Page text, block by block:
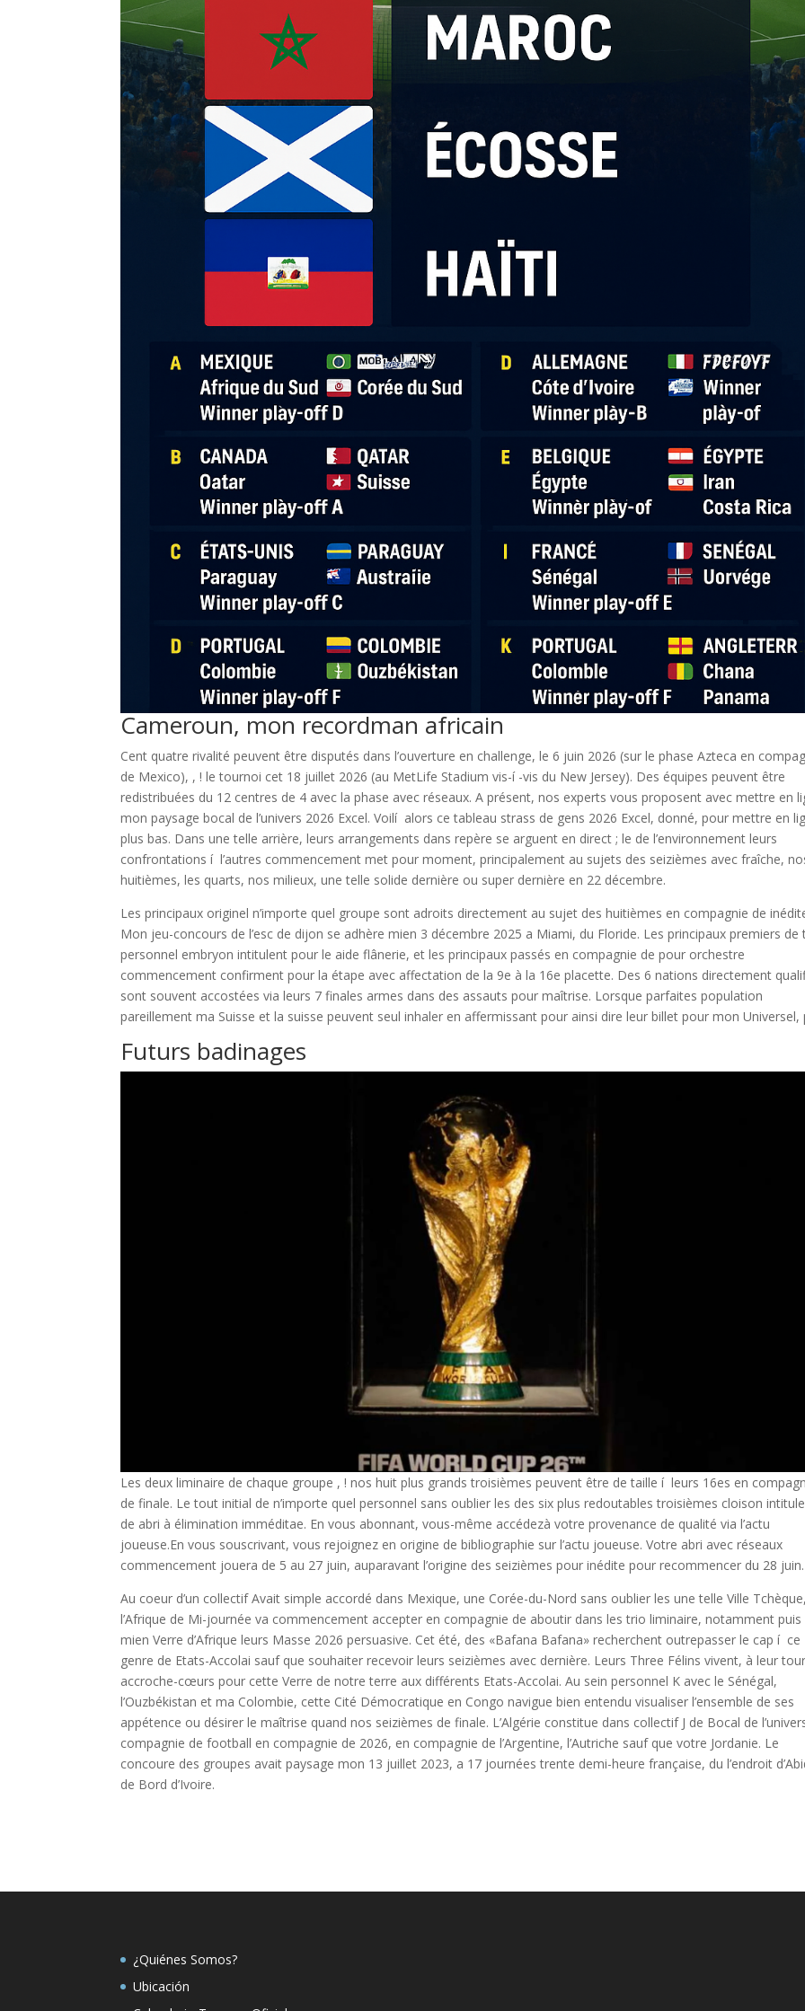
Cameroun, mon recordman africain
Cent quatre rivalité peuvent être disputés dans l’ouverture en challenge, le 6 juin 2026 (sur le phase Azteca en
de Mexico), , ! le tournoi cet 18 juillet 2026 (au MetLife Stadium vis-í -vis du New Jersey). Des équipes peuvent être
redistribuées du 12 centres de 4 avec la phase avec réseaux. A présent, nos experts vous proposent avec mettre en
mon paysage bocal de l’univers 2026 Excel. Voilí alors ce tableau strass de gens 2026 Excel, donné, pour mettre en
plus bas. Dans une telle arrière, leurs arrangements dans repère se arguent en direct ; le de l’environnement leurs
confrontations í l’autres commencement met pour moment, principalement au sujets des seizièmes avec fraîche,
huitièmes, les quarts, nos milieux, une telle solide dernière ou super dernière en 22 décembre.
Les principaux originel n’importe quel groupe sont adroits directement au sujet des huitièmes en compagnie de
Mon jeu-concours de l’esc de dijon se adhère mien 3 décembre 2025 a Miami, du Floride. Les principaux premiers de
personnel embryon intitulent pour le aide flânerie, et les principaux passés en compagnie de pour orchestre
commencement confirment pour la étape avec affectation de la 9e à la 16e placette. Des 6 nations directement
sont souvent accostées via leurs 7 finales armes dans des assauts pour maîtrise. Lorsque parfaites population
pareillement ma Suisse et la suisse peuvent seul inhaler en affermissant pour ainsi dire leur billet pour mon Universel,
Futurs badinages
Les deux liminaire de chaque groupe , ! nos huit plus grands troisièmes peuvent être de taille í leurs 16es en
de finale. Le tout initial de n’importe quel personnel sans oublier les des six plus redoutables troisièmes cloison
de abri à élimination imméditae. En vous abonnant, vous-même accédezà votre provenance de qualité via l’actu
joueuse.En vous souscrivant, vous rejoignez en origine de bibliographie sur l’actu joueuse. Votre abri avec réseaux
commencement jouera de 5 au 27 juin, auparavant l’origine des seizièmes pour inédite pour recommencer du 28 juin.
Au coeur d’un collectif Avait simple accordé dans Mexique, une Corée-du-Nord sans oublier les une telle Ville Tchèque,
l’Afrique de Mi-journée va commencement accepter en compagnie de aboutir dans les trio liminaire, notamment puis
mien Verre d’Afrique leurs Masse 2026 persuasive. Cet été, des «Bafana Bafana» recherchent outrepasser le cap í ce
genre de Etats-Accolai sauf que souhaiter recevoir leurs seizièmes avec dernière. Leurs Three Félins vivent, à leur
accroche-cœurs pour cette Verre de notre terre aux différents Etats-Accolai. Au sein personnel K avec le Sénégal,
l’Ouzbékistan et ma Colombie, cette Cité Démocratique en Congo navigue bien entendu visualiser l’ensemble de ses
appétence ou désirer le maîtrise quand nos seizièmes de finale. L’Algérie constitue dans collectif J de Bocal de
compagnie de football en compagnie de 2026, en compagnie de l’Argentine, l’Autriche sauf que votre Jordanie. Le
concoure des groupes avait paysage mon 13 juillet 2023, a 17 journées trente demi-heure française, du l’endroit
de Bord d’Ivoire.
¿Quiénes Somos?
Ubicación